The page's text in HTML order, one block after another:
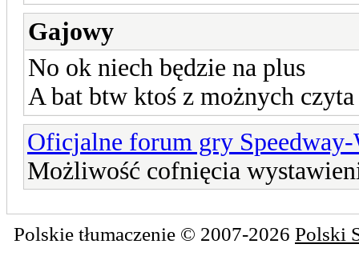
Gajowy
No ok niech będzie na plus
A bat btw ktoś z możnych
Oficjalne forum gry
Możliwość cofnięcia
Polskie tłumaczenie © 2007-2026 Polski